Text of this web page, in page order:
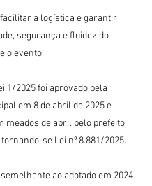
a logística e garantir
segurança e fluidez do
o evento.
1/2025 foi aprovado pela
em 8 de abril de 2025 e
meados de abril pelo prefeito
tornando-se Lei nº 8.881/2025.
ao adotado em 2024